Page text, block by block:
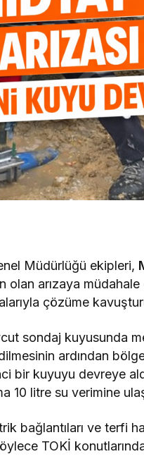
Müdürlüğü ekipleri,
arızaya müdahale
çözüme
sondaj kuyusunda
ardından
bir kuyuyu devreye
10 litre su verimine
bağlantıları ve terfi
TOKİ